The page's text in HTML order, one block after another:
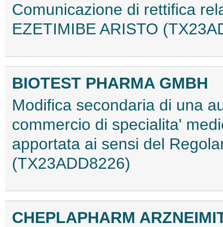
Comunicazione di rettifica
EZETIMIBE ARISTO
BIOTEST PHARMA GMBH
Modifica secondaria di una
commercio di specialita'
apportata ai sensi del
(TX23ADD8226)
CHEPLAPHARM